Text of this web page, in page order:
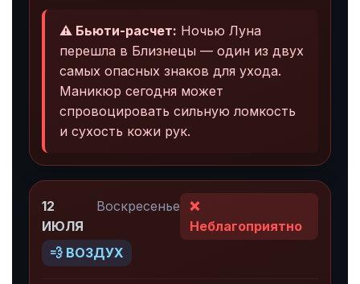
⚠️ Бьюти-расчет: Ночью Луна
перешла в Близнецы — один из двух
самых опасных знаков для ухода.
Маникюр сегодня может
спровоцировать сильную ломкость
и сухость кожи рук.
12
ИЮЛЯ
Воскресенье
❌
Неблагоприятно
💨 ВОЗДУХ